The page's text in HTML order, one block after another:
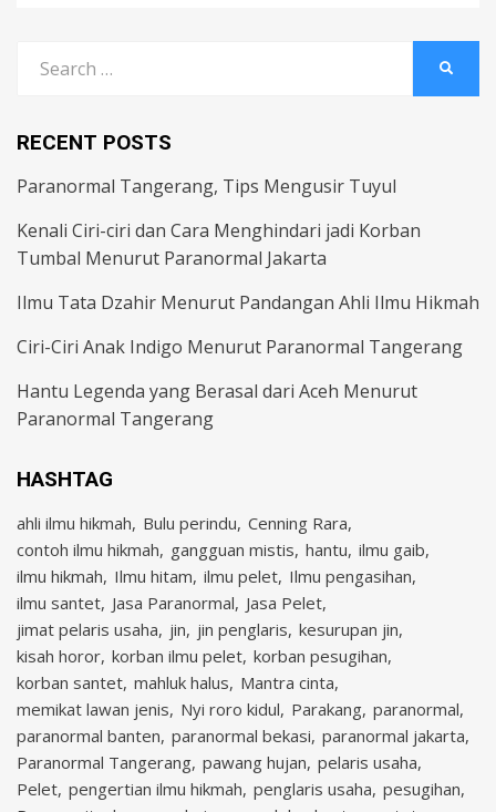
for:
RECENT POSTS
Paranormal Tangerang, Tips Mengusir Tuyul
Kenali Ciri-ciri dan Cara Menghindari jadi Korban
Tumbal Menurut Paranormal Jakarta
Ilmu Tata Dzahir Menurut Pandangan Ahli Ilmu Hikmah
Ciri-Ciri Anak Indigo Menurut Paranormal Tangerang
Hantu Legenda yang Berasal dari Aceh Menurut
Paranormal Tangerang
HASHTAG
ahli ilmu hikmah Bulu perindu Cenning Rara
contoh ilmu hikmah gangguan mistis hantu ilmu gaib
ilmu hikmah Ilmu hitam ilmu pelet Ilmu pengasihan
ilmu santet Jasa Paranormal Jasa Pelet
jimat pelaris usaha jin jin penglaris kesurupan jin
kisah horor korban ilmu pelet korban pesugihan
korban santet mahluk halus Mantra cinta
memikat lawan jenis Nyi roro kidul Parakang paranormal
paranormal banten paranormal bekasi paranormal jakarta
Paranormal Tangerang pawang hujan pelaris usaha
Pelet pengertian ilmu hikmah penglaris usaha pesugihan